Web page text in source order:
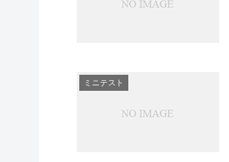
ミニテスト